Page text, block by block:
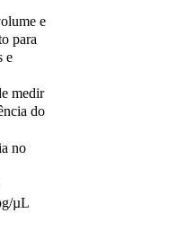
e
para
e
medir
do
no
µL